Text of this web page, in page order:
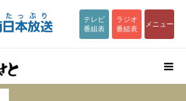
テレビ
番組表
ラジオ
番組表
メニュー